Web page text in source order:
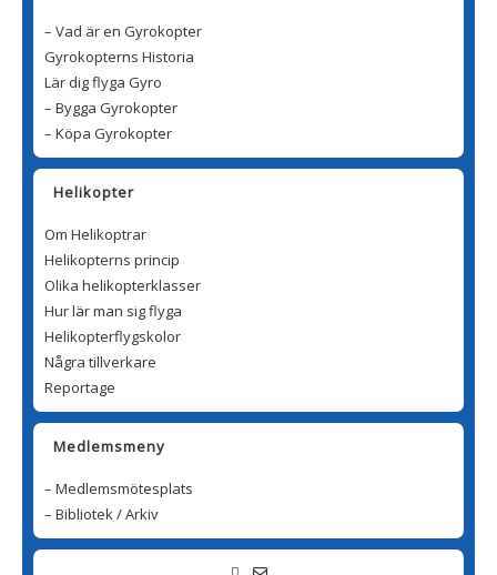
– Vad är en Gyrokopter
Gyrokopterns Historia
Lär dig flyga Gyro
– Bygga Gyrokopter
– Köpa Gyrokopter
Helikopter
Om Helikoptrar
Helikopterns princip
Olika helikopterklasser
Hur lär man sig flyga
Helikopterflygskolor
Några tillverkare
Reportage
Medlemsmeny
– Medlemsmötesplats
– Bibliotek / Arkiv